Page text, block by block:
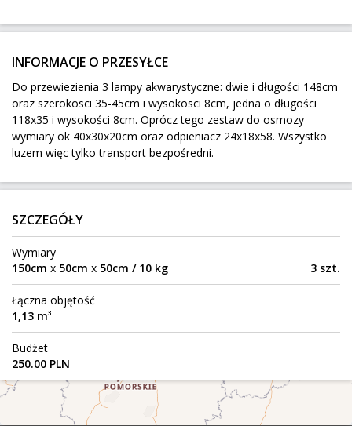
INFORMACJE O PRZESYŁCE
Do przewiezienia 3 lampy akwarystyczne: dwie i długości 148cm
oraz szerokosci 35-45cm i wysokosci 8cm, jedna o długości
118x35 i wysokości 8cm. Oprócz tego zestaw do osmozy
wymiary ok 40x30x20cm oraz odpieniacz 24x18x58. Wszystko
luzem więc tylko transport bezpośredni.
SZCZEGÓŁY
Wymiary
150cm x 50cm x 50cm / 10 kg 3 szt.
Łączna objętość
1,13 m³
Budżet
250.00 PLN
Z: Warszawa
417 km 12 kg 0,21 m³ 100 zł
Do: Lębork
Komoda Express do 61118 Bad Vilbel DE
Z: Oława
Do: Bad Vilbel
Honda CB1100R
Meble ratanowe dwa krzesła,stolik, wersaleczk